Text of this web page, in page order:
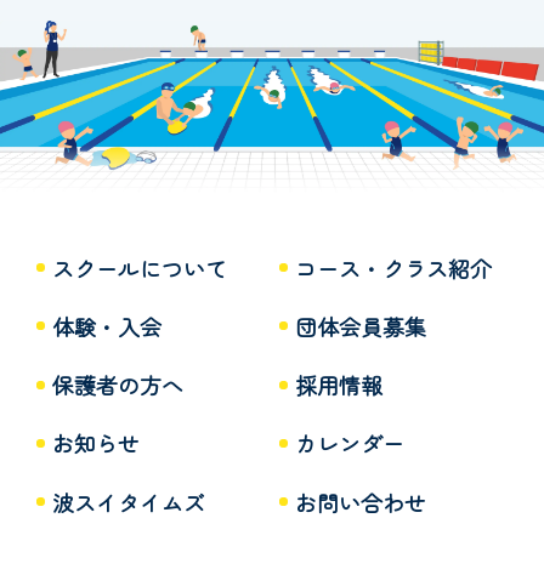
スクールについて
コース・クラス紹介
体験・入会
団体会員募集
保護者の方へ
採用情報
お知らせ
カレンダー
波スイタイムズ
お問い合わせ